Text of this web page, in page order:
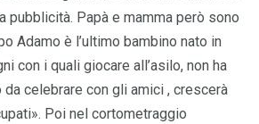
pubblicità. Papà e mamma però sono
Adamo è l’ultimo bambino nato in
con i quali giocare all’asilo, non ha
celebrare con gli amici , crescerà
Poi nel cortometraggio